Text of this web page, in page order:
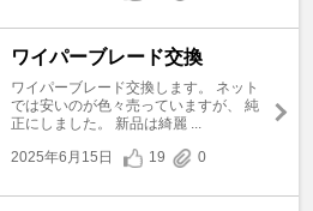
ワイパーブレード交換
ワイパーブレード交換します。 ネット
では安いのが色々売っていますが、 純
正にしました。 新品は綺麗 ...
2025年6月15日
19 0